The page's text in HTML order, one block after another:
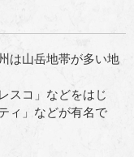
は山岳地帯が多い地
スコ」などをはじ
ィ」などが有名で